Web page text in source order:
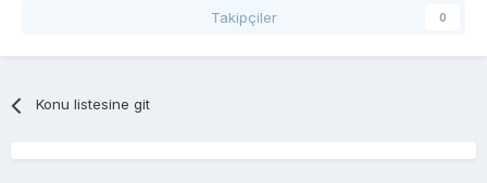
Takipçiler 0
Konu listesine git